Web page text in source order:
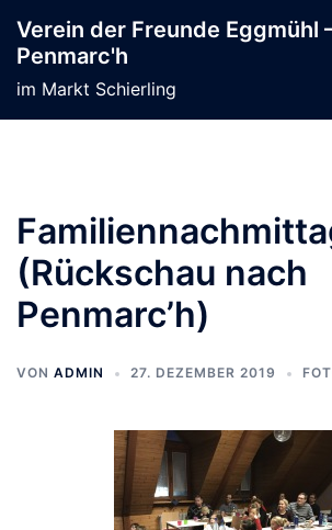
Inhalt
springen
Verein der Freunde Eggmühl
Penmarc'h
im Markt Schierling
(Rückschau nach
Penmarc’h)
VON ADMIN 27. DEZEMBER 2019